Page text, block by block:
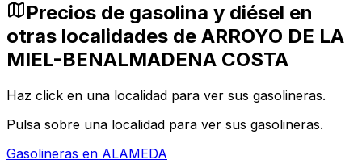
Precios de gasolina y diésel en
otras localidades de ARROYO DE LA
MIEL-BENALMADENA COSTA
Haz click en una localidad para ver sus gasolineras.
Pulsa sobre una localidad para ver sus gasolineras.
Gasolineras en ALAMEDA